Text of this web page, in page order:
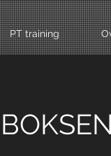
PT training